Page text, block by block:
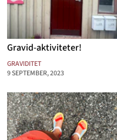
Vikt
Relationer
Nyttig mat
Senaste nytt
MåBra TV
Reportage
Om Anna
Kategorier
Gravid-aktiviteter!
GRAVIDITET
9 SEPTEMBER, 2023